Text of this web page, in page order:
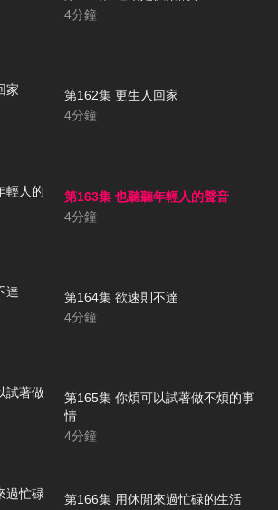
4分鐘
第162集 更生人回家
4分鐘
第163集 也聽聽年輕人的聲音
4分鐘
第164集 欲速則不達
4分鐘
第165集 你煩可以試著做不煩的事
情
4分鐘
第166集 用休閒來過忙碌的生活